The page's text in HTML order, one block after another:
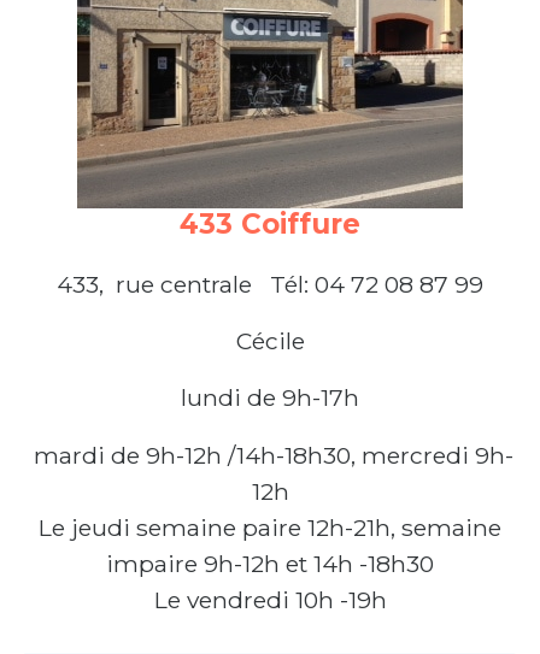
433 Coiffure
433, rue centrale Tél: 04 72 08 87 99
Cécile
lundi de 9h-17h
mardi de 9h-12h /14h-18h30, mercredi 9h-
12h
Le jeudi semaine paire 12h-21h, semaine
impaire 9h-12h et 14h -18h30
Le vendredi 10h -19h